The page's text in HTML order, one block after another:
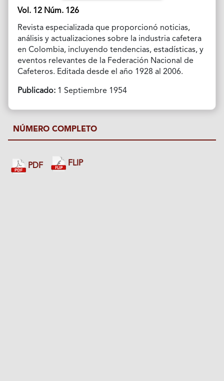
Vol. 12 Núm. 126
Revista especializada que proporcionó noticias,
análisis y actualizaciones sobre la industria cafetera
en Colombia, incluyendo tendencias, estadísticas, y
eventos relevantes de la Federación Nacional de
Cafeteros. Editada desde el año 1928 al 2006.
Publicado:1 Septiembre 1954
NÚMERO COMPLETO
PDF FLIP